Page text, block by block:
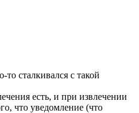
сталкивался с такой
есть, и при извлечении
что уведомление (что